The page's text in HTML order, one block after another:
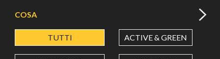
LATITUDINE
COSA
TUTTI ACTIVE & GREEN